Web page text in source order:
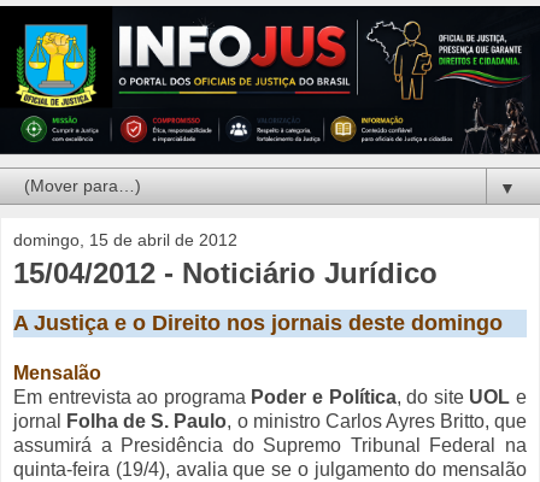
▼
domingo, 15 de abril de 2012
15/04/2012 - Noticiário Jurídico
A Justiça e o Direito nos jornais deste domingo
Mensalão
Em entrevista ao programa Poder e Política, do site UOL e
jornal
Folha de S. Paulo, o ministro Carlos Ayres Britto, que
assumirá a Presidência do Supremo Tribunal Federal na
quinta-feira (19/4), avalia que se o julgamento do mensalão